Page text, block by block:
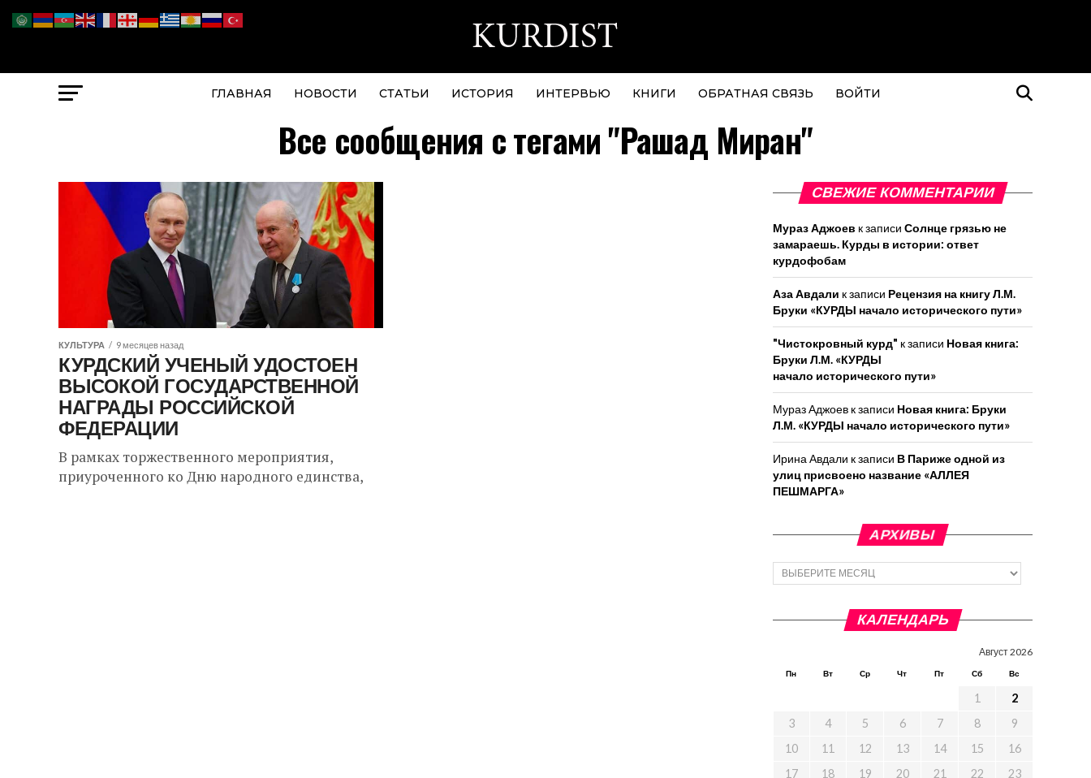
ГЛАВНАЯ НОВОСТИ СТАТЬИ ИСТОРИЯ ИНТЕРВЬЮ КНИГИ ОБРАТНАЯ СВЯЗЬ ВОЙТИ
Все сообщения с тегами "Рашад Миран"
КУЛЬТУРА 9 месяцев назад
КУРДСКИЙ УЧЕНЫЙ УДОСТОЕН
ВЫСОКОЙ ГОСУДАРСТВЕННОЙ
НАГРАДЫ РОССИЙСКОЙ
ФЕДЕРАЦИИ
В рамках торжественного мероприятия,
приуроченного ко Дню народного единства,
СВЕЖИЕ КОММЕНТАРИИ
Мураз Аджоев к записи Солнце грязью не
замараешь. Курды в истории: ответ
курдофобам
Аза Авдали к записи Рецензия на книгу Л.М.
Бруки «КУРДЫ начало исторического пути»
"Чистокровный курд" к записи Новая книга:
Бруки Л.М. «КУРДЫ
начало исторического пути»
Мураз Аджоев к записи Новая книга: Бруки
Л.М. «КУРДЫ начало исторического пути»
Ирина Авдали к записи В Париже одной из
улиц присвоено название «АЛЛЕЯ
ПЕШМАРГА»
АРХИВЫ
Архивы
КАЛЕНДАРЬ
Август 2026
Пн Вт Ср Чт Пт Сб Вс
1
2
3
4 5 6 7 8
9
10
11 12 13 14 15
16
17
18 19 20 21 22
23